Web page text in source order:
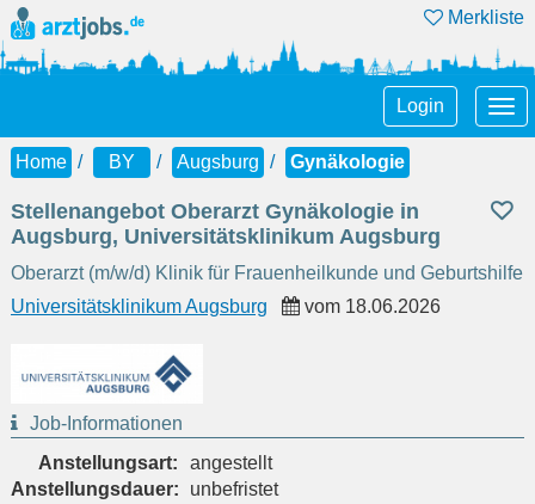
Merkliste
Login
Home BY Augsburg Gynäkologie
Stellenangebot Oberarzt Gynäkologie in
Augsburg, Universitätsklinikum Augsburg
Oberarzt (m/w/d) Klinik für Frauenheilkunde und Geburtshilfe
Universitätsklinikum Augsburg
vom 18.06.2026
Job-Informationen
Anstellungsart:
angestellt
Anstellungsdauer:
unbefristet